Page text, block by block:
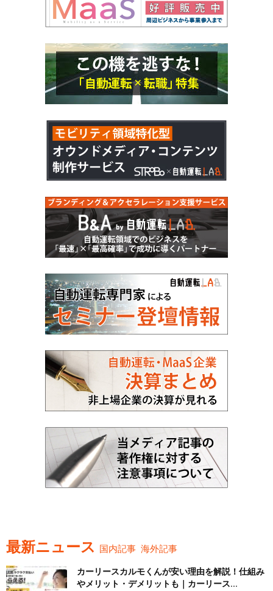
最新ニュース 国内記事 海外記事
カーリースカルモくんが安い理由を解説！仕組み
やメリット・デメリットも｜カーリース...